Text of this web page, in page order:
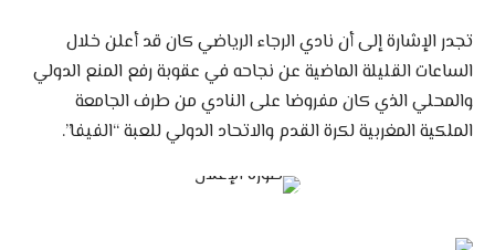
تجدر الإشارة إلى أن نادي الرجاء الرياضي كان قد أعلن خلال
الساعات القليلة الماضية عن نجاحه في عقوبة رفع المنع الدولي
والمحلي الذي كان مفروضا على النادي من طرف الجامعة
الملكية المغربية لكرة القدم والاتحاد الدولي للعبة “الفيفا”.